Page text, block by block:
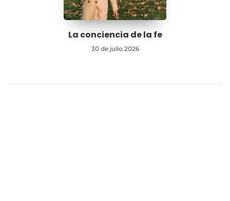
La conciencia de la fe
30 de julio 2026